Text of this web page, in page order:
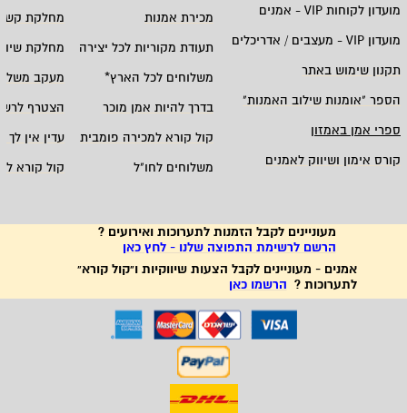
מועדון לקוחותVIP - אמנים מכירת אמנות
מחלקת
מועדון
מעצבים / אדריכלים תעודת מקוריות לכל יצירה
מחלקת
תקנון שימוש באתר
משלוחים לכל הארץ*
מעקב
הספר "אומנות שילוב האמנות" בדרך להיות אמן מוכר
הצטרף
ספרי אמן באמזון
קול קורא למכירה פומבית
עדין אין לך
קורס אימון ושיווק לאמנים
משלוחים לחו"ל קול קורא
מעוניינים לקבל הזמנות לתערוכות ואירועים ?
הרשם לרשימת התפוצה שלנו - לחץ כאן
אמנים - מעוניינים לקבל הצעות שיווקיות ו"קול קורא"
לתערוכות ? הרשמו כאן